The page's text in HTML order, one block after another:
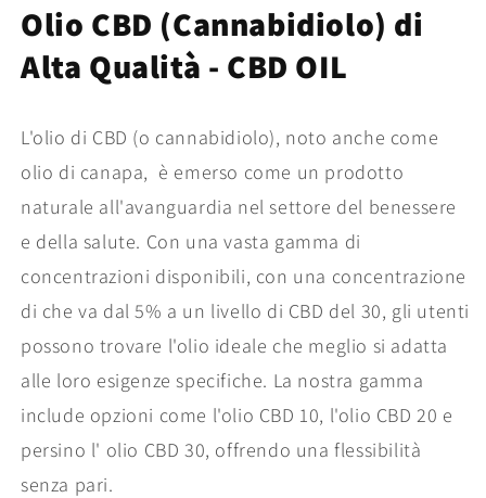
di
CBD
di
di
CBD
di
Olio CBD (Cannabidiolo) di
Alta Qualità - CBD OIL
L'olio di CBD (o cannabidiolo), noto anche come
olio di canapa, è emerso come un prodotto
naturale all'avanguardia nel settore del benessere
e della salute. Con una vasta gamma di
concentrazioni disponibili, con una concentrazione
di che va dal 5% a un livello di CBD del 30, gli utenti
possono trovare l'olio ideale che meglio si adatta
alle loro esigenze specifiche. La nostra gamma
include opzioni come l'olio CBD 10, l'olio CBD 20 e
persino l' olio CBD 30, offrendo una flessibilità
senza pari.